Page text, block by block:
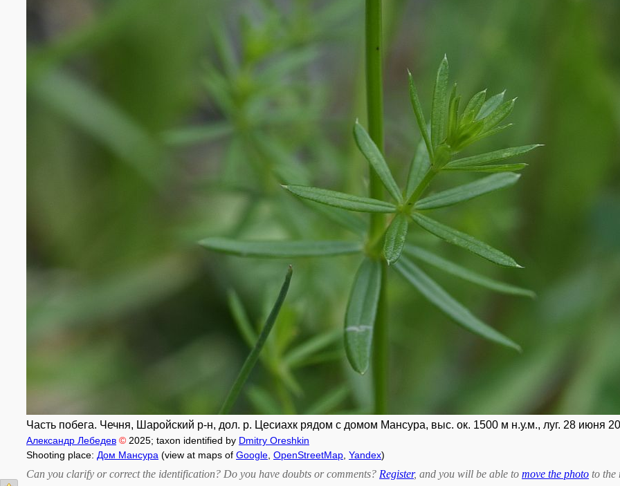
Часть побега. Чечня, Шаройский р-н, дол. р. Цесиахк рядом с домом Мансура, выс. ок. 1500 м н.у.м., луг. 28 июня
Александр Лебедев © 2025; taxon identified by Dmitry Oreshkin
Shooting place: Дом Мансура (view at maps of Google OpenStreetMap Yandex)
Can you clarify or correct the identification? Do you have doubts or comments? Register, and you will be able to move the photo to the